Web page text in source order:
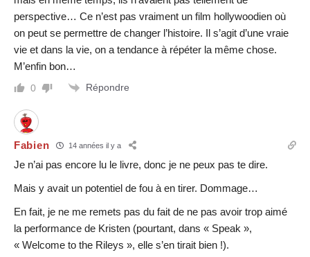
perspective… Ce n’est pas vraiment un film hollywoodien où
on peut se permettre de changer l’histoire. Il s’agit d’une vraie
vie et dans la vie, on a tendance à répéter la même chose.
M’enfin bon…
0 Répondre
Fabien 14 années il y a
Je n’ai pas encore lu le livre, donc je ne peux pas te dire.
Mais y avait un potentiel de fou à en tirer. Dommage…
En fait, je ne me remets pas du fait de ne pas avoir trop aimé
la performance de Kristen (pourtant, dans « Speak »,
« Welcome to the Rileys », elle s’en tirait bien !).